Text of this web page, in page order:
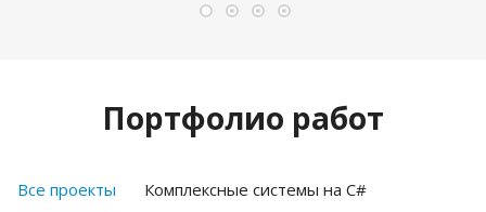
Портфолио работ
Все проекты Комплексные системы на C#